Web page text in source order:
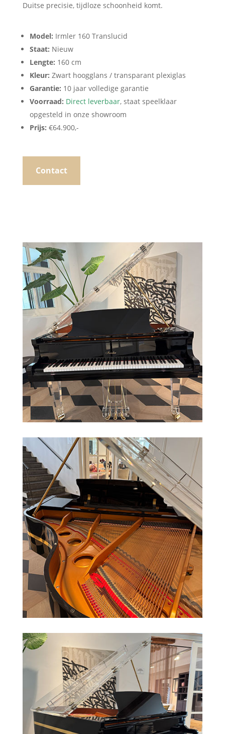
Duitse precisie, tijdloze schoonheid komt.
Model: Irmler 160 Translucid
Staat: Nieuw
Lengte: 160 cm
Kleur: Zwart hoogglans / transparant plexiglas
Garantie: 10 jaar volledige garantie
Voorraad: Direct leverbaar, staat speelklaar
opgesteld in onze showroom
Prijs: €64.900,-
Contact